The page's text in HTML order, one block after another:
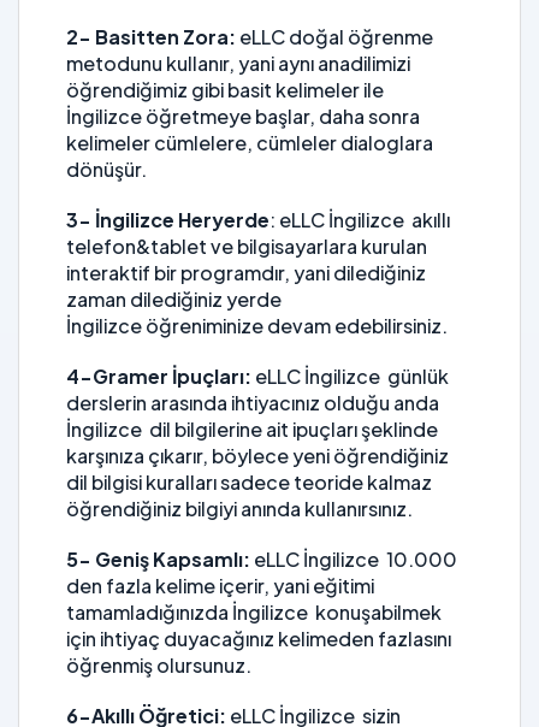
2- Basitten Zora: eLLC doğal öğrenme
metodunu kullanır, yani aynı anadilimizi
öğrendiğimiz gibi basit kelimeler ile
İngilizce öğretmeye başlar, daha sonra
kelimeler cümlelere, cümleler dialoglara
dönüşür.
3- İngilizce Heryerde: eLLC İngilizce akıllı
telefon&tablet ve bilgisayarlara kurulan
interaktif bir programdır, yani dilediğiniz
zaman dilediğiniz yerde
İngilizce öğreniminize devam edebilirsiniz.
4-Gramer İpuçları: eLLC İngilizce günlük
derslerin arasında ihtiyacınız olduğu anda
İngilizce dil bilgilerine ait ipuçları şeklinde
karşınıza çıkarır, böylece yeni öğrendiğiniz
dil bilgisi kuralları sadece teoride kalmaz
öğrendiğiniz bilgiyi anında kullanırsınız.
5- Geniş Kapsamlı: eLLC İngilizce 10.000
den fazla kelime içerir, yani eğitimi
tamamladığınızda İngilizce konuşabilmek
için ihtiyaç duyacağınız kelimeden fazlasını
öğrenmiş olursunuz.
6-Akıllı Öğretici: eLLC İngilizce sizin